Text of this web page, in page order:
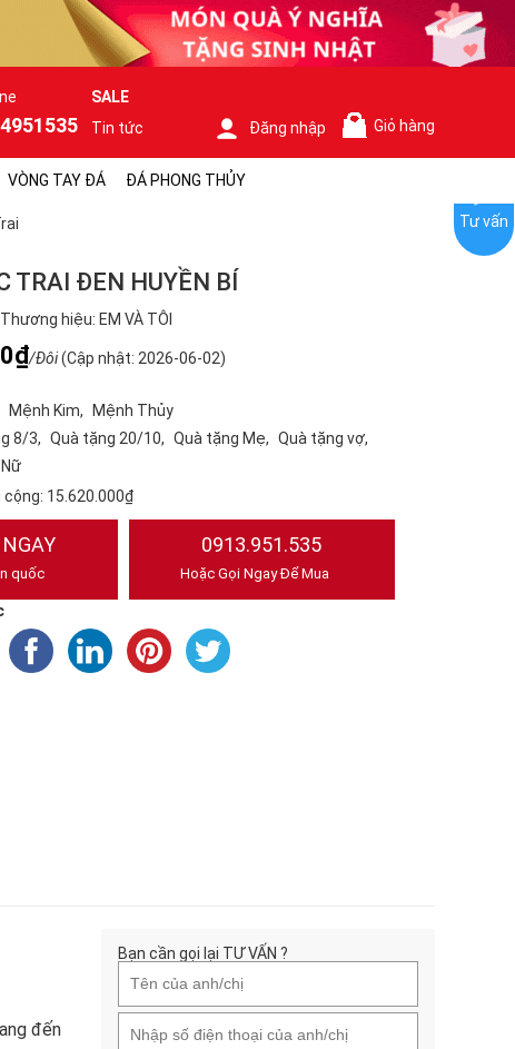
SALE
Tin tức
Đăng nhập Giỏ hàng
VÒNG TAY ĐÁ ĐÁ PHONG THỦY
TRAI ĐEN HUYỀN BÍ
hiệu: EM VÀ TÔI
/Đôi(Cập nhật: 2026-06-02)
Mệnh Kim
Mệnh Thủy
8/3 Quà tặng 20/10 Quà tặng Mẹ
Quà tặng vợ
cộng: 15.620.000₫
quốc
0913.951.535
Hoặc Gọi Ngay Để Mua
đến
Bạn cần gọi lại TƯ VẤN ?
Tư vấn